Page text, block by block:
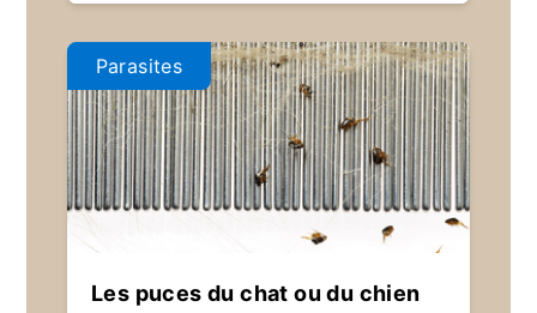
Parasites
Les puces du chat ou du chien